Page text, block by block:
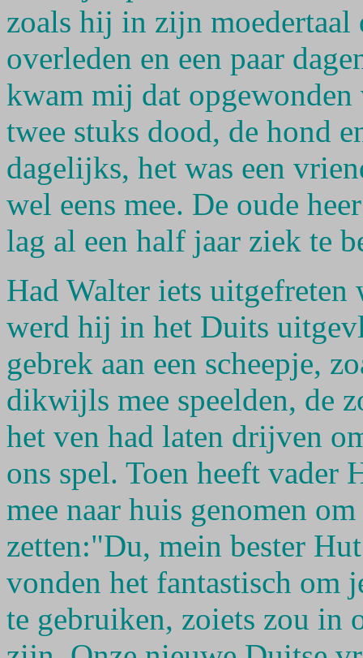
zoals hij in zijn moedertaal
overleden en een paar
kwam mij dat
twee stuks dood, de hond
dagelijks, het was een
wel eens mee. De oude
lag al een half jaar ziek te
Had Walter iets uitgefreten
werd hij in het Duits
gebrek aan een scheepje,
dikwijls mee speelden, de
het ven had laten drijven
ons spel. Toen heeft vader
mee naar huis genomen
zetten:"Du, mein bester
vonden het fantastisch om
te gebruiken, zoiets zou in